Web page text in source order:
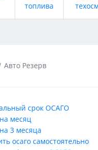
топлива
Авто Резерв
срок ОСАГО
месяц
3 месяца
осаго самостоятельно